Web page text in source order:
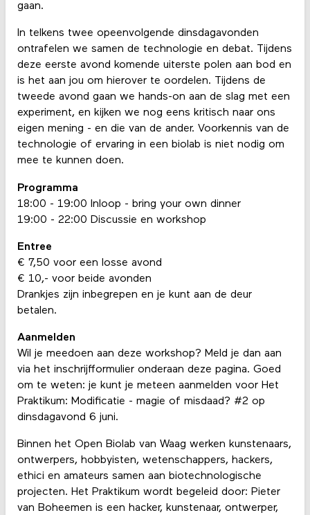
gaan.
In telkens twee opeenvolgende dinsdagavonden
ontrafelen we samen de technologie en debat. Tijdens
deze eerste avond komende uiterste polen aan bod en
is het aan jou om hierover te oordelen. Tijdens de
tweede avond gaan we hands-on aan de slag met een
experiment, en kijken we nog eens kritisch naar ons
eigen mening - en die van de ander. Voorkennis van de
technologie of ervaring in een biolab is niet nodig om
mee te kunnen doen.
Programma
18:00 - 19:00 Inloop - bring your own dinner
19:00 - 22:00 Discussie en workshop
Entree
€ 7,50 voor een losse avond
€ 10,- voor beide avonden
Drankjes zijn inbegrepen en je kunt aan de deur
betalen.
Aanmelden
Wil je meedoen aan deze workshop? Meld je dan aan
via het inschrijfformulier onderaan deze pagina. Goed
om te weten: je kunt je meteen aanmelden voor Het
Praktikum: Modificatie - magie of misdaad? #2 op
dinsdagavond 6 juni.
Binnen het Open Biolab van Waag werken kunstenaars,
ontwerpers, hobbyisten, wetenschappers, hackers,
ethici en amateurs samen aan biotechnologische
projecten. Het Praktikum wordt begeleid door: Pieter
van Boheemen is een hacker, kunstenaar, ontwerper,